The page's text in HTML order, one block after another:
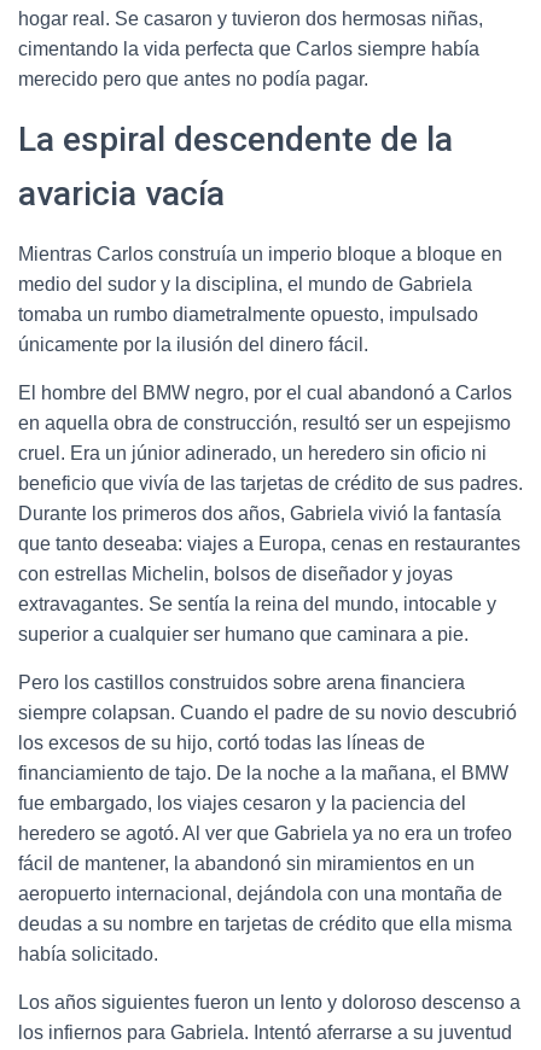
hogar real. Se casaron y tuvieron dos hermosas niñas,
cimentando la vida perfecta que Carlos siempre había
merecido pero que antes no podía pagar.
La espiral descendente de la
avaricia vacía
Mientras Carlos construía un imperio bloque a bloque en
medio del sudor y la disciplina, el mundo de Gabriela
tomaba un rumbo diametralmente opuesto, impulsado
únicamente por la ilusión del dinero fácil.
El hombre del BMW negro, por el cual abandonó a Carlos
en aquella obra de construcción, resultó ser un espejismo
cruel. Era un júnior adinerado, un heredero sin oficio ni
beneficio que vivía de las tarjetas de crédito de sus padres.
Durante los primeros dos años, Gabriela vivió la fantasía
que tanto deseaba: viajes a Europa, cenas en restaurantes
con estrellas Michelin, bolsos de diseñador y joyas
extravagantes. Se sentía la reina del mundo, intocable y
superior a cualquier ser humano que caminara a pie.
Pero los castillos construidos sobre arena financiera
siempre colapsan. Cuando el padre de su novio descubrió
los excesos de su hijo, cortó todas las líneas de
financiamiento de tajo. De la noche a la mañana, el BMW
fue embargado, los viajes cesaron y la paciencia del
heredero se agotó. Al ver que Gabriela ya no era un trofeo
fácil de mantener, la abandonó sin miramientos en un
aeropuerto internacional, dejándola con una montaña de
deudas a su nombre en tarjetas de crédito que ella misma
había solicitado.
Los años siguientes fueron un lento y doloroso descenso a
los infiernos para Gabriela. Intentó aferrarse a su juventud